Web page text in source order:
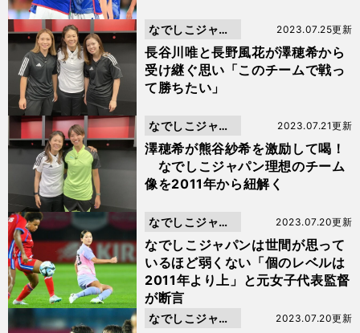
長谷川唯と長野風花が澤穂希から
受け継ぐ思い「このチームで戦っ
て勝ちたい」
2023.07.25更新
なでしこジャパ
ン
澤穂希が熊谷紗希を激励して喝！
なでしこジャパン理想のチーム
像を2011年から紐解く
2023.07.21更新
なでしこジャパ
ン
なでしこジャパンは世間が思って
いるほど弱くない「個のレベルは
2011年より上」と元女子代表監督
が断言
2023.07.20更新
なでしこジャパ
ン
2023.07.20更新
なでしこジャパ